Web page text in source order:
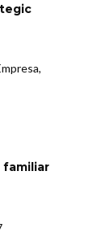
familiar